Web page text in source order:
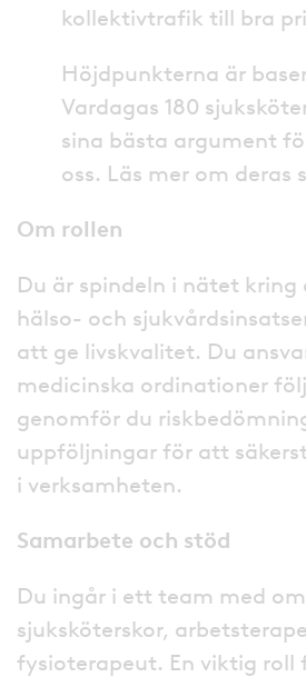
kollektivtrafik till bra
Höjdpunkterna är
Vardagas 180
sina bästa argument
oss. Läs mer om deras
Om rollen
Du är spindeln i nätet kring
hälso- och
att ge livskvalitet. Du
medicinska ordinationer
genomför du
uppföljningar för att
i verksamheten.
Samarbete och stöd
Du ingår i ett team med
sjuksköterskor,
fysioterapeut. En viktig roll